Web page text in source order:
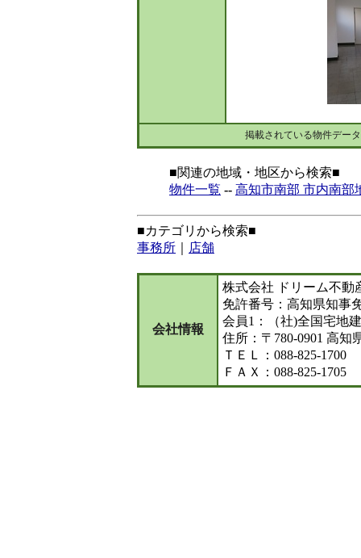
掲載されている物件デー
■関連の地域・地区から検索■
物件一覧 -- 高知市南部 市内南部
■カテゴリから検索■
事務所
店舗
会社情報
株式会社 ドリーム不動
免許番号：高知県知事
会員1：（社)全国宅地
住所：〒780-0901 高知
ＴＥＬ：088-825-1700
ＦＡＸ：088-825-1705